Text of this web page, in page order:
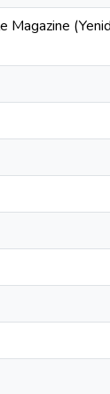
Magazine